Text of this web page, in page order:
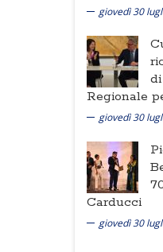
giovedì 30
Regionale
giovedì 30
Carducci
giovedì 30